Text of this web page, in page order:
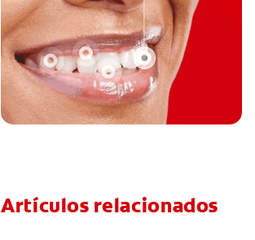
Artículos relacionados